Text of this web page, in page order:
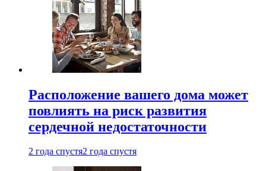
Расположение вашего дома может
повлиять на риск развития
сердечной недостаточности
2 года спустя2 года спустя